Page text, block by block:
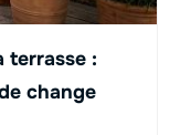
terrasse :
change